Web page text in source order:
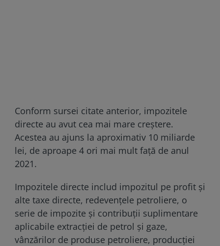
Conform sursei citate anterior, impozitele
directe au avut cea mai mare creştere.
Acestea au ajuns la aproximativ 10 miliarde
lei, de aproape 4 ori mai mult faţă de anul
2021.
Impozitele directe includ impozitul pe profit şi
alte taxe directe, redevenţele petroliere, o
serie de impozite şi contribuţii suplimentare
aplicabile extracţiei de petrol şi gaze,
vânzărilor de produse petroliere, producţiei